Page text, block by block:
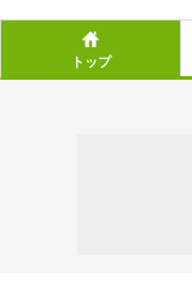
口コミ投稿
トップ